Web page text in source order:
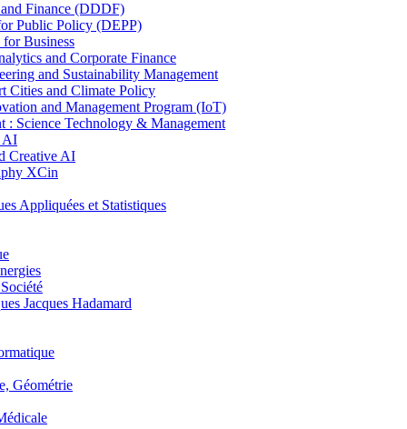
Finance (DDDF)
Public Policy (DEPP)
Business
and Corporate Finance
and Sustainability Management
Cities and Climate Policy
and Management Program (IoT)
Science Technology & Management
AI
Creative AI
XCin
Appliquées et Statistiques
Jacques Hadamard
Géométrie